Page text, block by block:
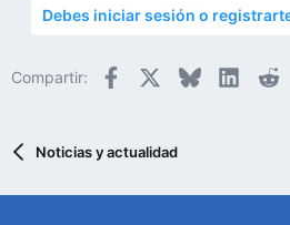
Debes iniciar sesión o
Compartir: Facebook Bluesky
Noticias y actualidad